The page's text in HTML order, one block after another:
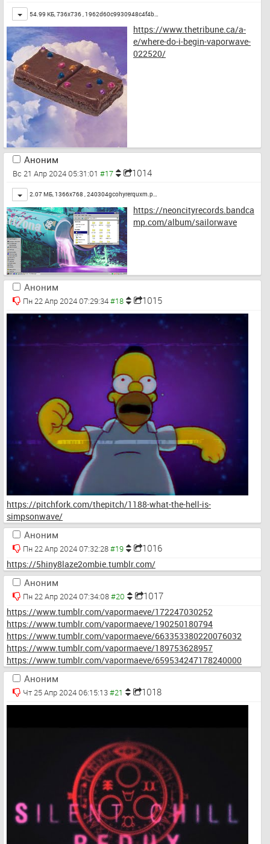
Toggle
54.99 КБ, 736x736 , 1962d60c9930948c4f4b…
https://www.thetribune.ca/a-
e/where-do-i-begin-vaporwave-
022520/
Аноним
Вс 21 Апр 2024 05:31:01 1014
Toggle
2.07 МБ, 1366x768 ,240304gcohyrerquxm.p…
https://neoncityrecords.bandca
mp.com/album/sailorwave
Аноним
Пн 22 Апр 2024 07:29:34 1015
https://pitchfork.com/thepitch/1188-what-the-hell-is-
simpsonwave/
Аноним
Пн 22 Апр 2024 07:32:28 1016
https://5hiny8laze2ombie.tumblr.com/
Аноним
Пн 22 Апр 2024 07:34:08 1017
https://www.tumblr.com/vapormaeve/172247030252
https://www.tumblr.com/vapormaeve/190250180794
https://www.tumblr.com/vapormaeve/663353380220076032
https://www.tumblr.com/vapormaeve/189753628957
https://www.tumblr.com/vapormaeve/659534247178240000
Аноним
Чт 25 Апр 2024 06:15:13 1018